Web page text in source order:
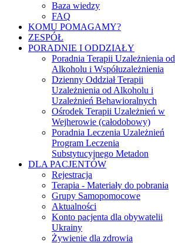
Baza wiedzy
FAQ
KOMU POMAGAMY?
ZESPÓŁ
PORADNIE I ODDZIAŁY
Poradnia Terapii Uzależnienia od
Alkoholu i Współuzależnienia
Dzienny Oddział Terapii
Uzależnienia od Alkoholu i
Uzależnień Behawioralnych
Ośrodek Terapii Uzależnień w
Wejherowie (całodobowy)
Poradnia Leczenia Uzależnień
Program Leczenia
Substytucyjnego Metadon
DLA PACJENTÓW
Rejestracja
Terapia - Materiały do pobrania
Grupy Samopomocowe
Aktualności
Konto pacjenta dla obywatelii
Ukrainy
Żywienie dla zdrowia